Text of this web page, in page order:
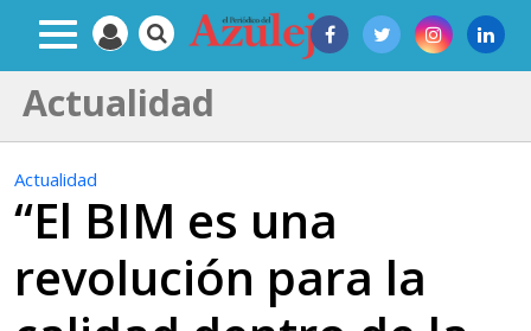
Actualidad
Actualidad
“El BIM es una
revolución para la